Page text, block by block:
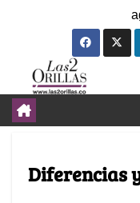
Diferencias